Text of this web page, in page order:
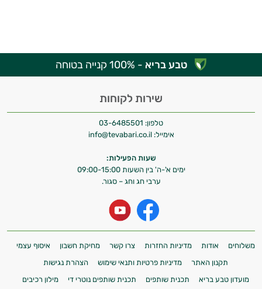
טבע בריא - 100% קנייה בטוחה
שירות לקוחות
טלפון: 03-6485501
אימייל: info@tevabari.co.il
שעות הפעילות:
ימים א'-ה' בין השעות 09:00-15:00
ערבי חג וחג – סגור.
משלוחים אודות מדיניות החזרות צרו קשר מחיקת חשבון
איסוף עצמי
תקנון האתר
מדיניות פרטיות ותנאי שימוש
הצהרת נגישות
מועדון טבע בריא
תכנית שותפים תכנית שותפים נוטרי די מילון רכיבים
אישיות מבוססות מדעית.